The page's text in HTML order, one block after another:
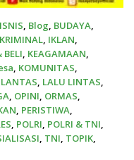
, Blog, BUDAYA,
, IKLAN,
BELI, KEAGAMAAN,
, KOMUNITAS,
, LALU LINTAS,
, OPINI, ORMAS,
, PERISTIWA,
, POLRI, POLRI & TNI,
, TNI, TOPIK,